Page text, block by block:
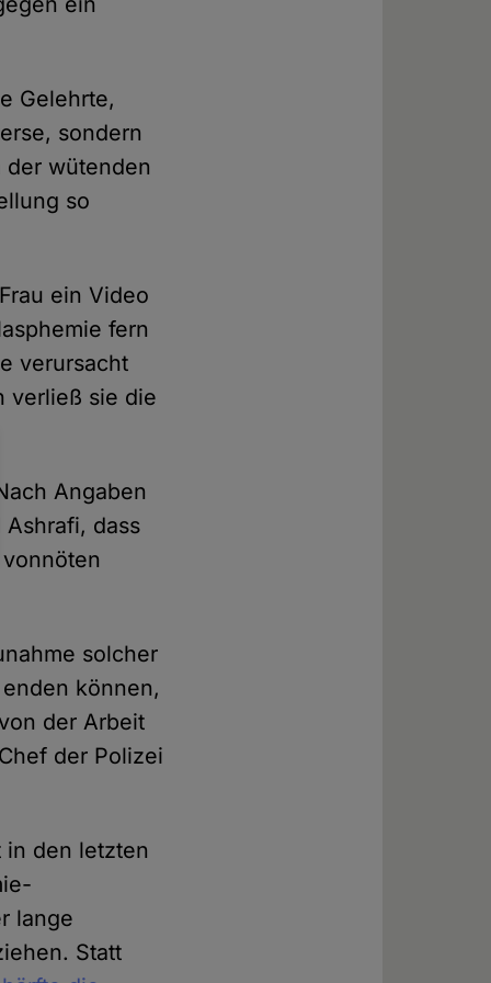
Gelehrte,
sondern
wütenden
so
ein Video
fern
verursacht
verließ sie die
Angaben
dass
solcher
können,
der Arbeit
der Polizei
in den letzten
lange
Statt